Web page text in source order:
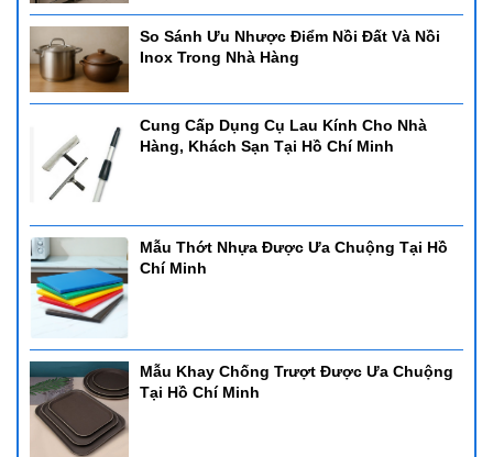
So Sánh Ưu Nhược Điểm Nồi Đất Và Nồi
Inox Trong Nhà Hàng
Cung Cấp Dụng Cụ Lau Kính Cho Nhà
Hàng, Khách Sạn Tại Hồ Chí Minh
Mẫu Thớt Nhựa Được Ưa Chuộng Tại Hồ
Chí Minh
Mẫu Khay Chống Trượt Được Ưa Chuộng
Tại Hồ Chí Minh